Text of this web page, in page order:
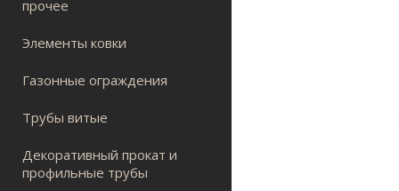
прочее
Элементы ковки
Газонные ограждения
Трубы витые
Декоративный прокат и
профильные трубы